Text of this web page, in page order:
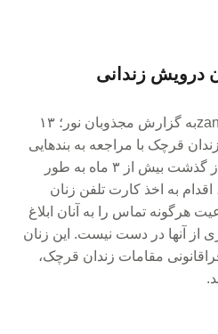
به گزارش مجذوبان نور؛ ۱۳
قرچک با مراجعه به بندهایی
که زنان درویش در آنجا پس از گذشت بیش از ۳ ماه به طور
به اخذ کارت تلفن زنان
هرگونه تماس را به آنان ابلاغ
از آنها در دست نیست. این زنان
مقامات زندان قرچک،